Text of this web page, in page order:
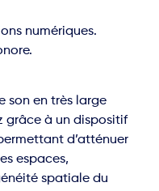
numériques.
son en très large
grâce à un dispositif
d’atténuer
espaces,
spatiale du